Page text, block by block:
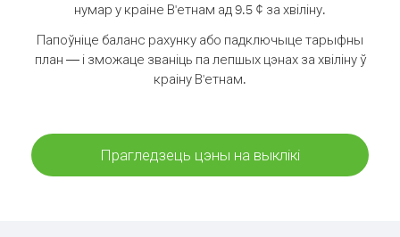
нумар у краіне В'етнам ад 9.5 ¢ за хвіліну.
Папоўніце баланс рахунку або падключыце тарыфны
план — і зможаце званіць па лепшых цэнах за хвіліну ў
краіну В'етнам.
Прагледзець цэны на выклікі